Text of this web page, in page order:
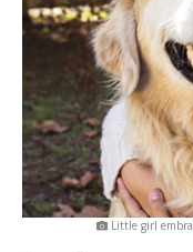
Little girl